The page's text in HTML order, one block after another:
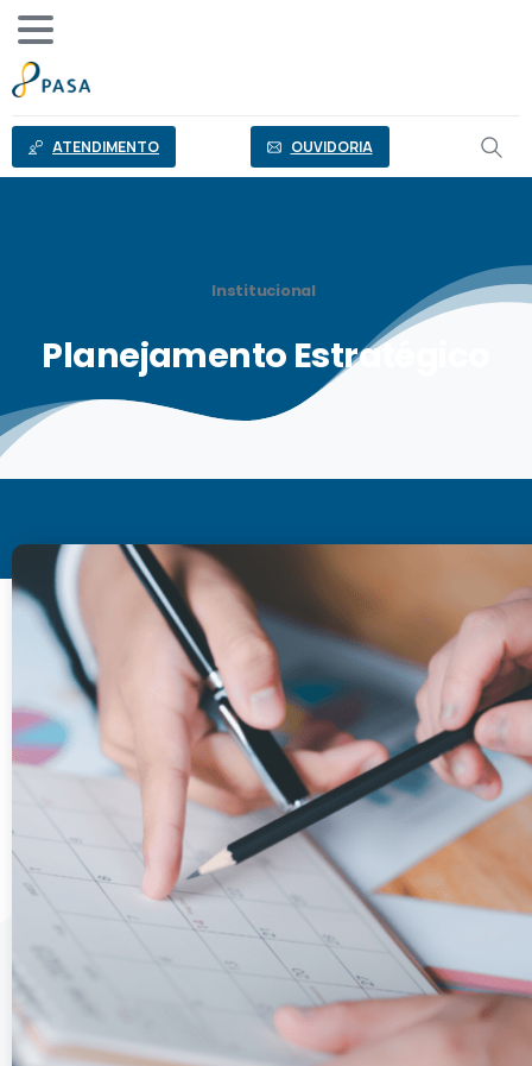
conteúdo
ATENDIMENTO OUVIDORIA
Institucional
Planejamento Estratégico